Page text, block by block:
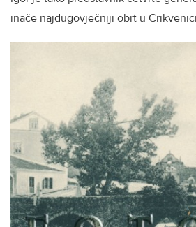
inače najdugovječniji obrt u